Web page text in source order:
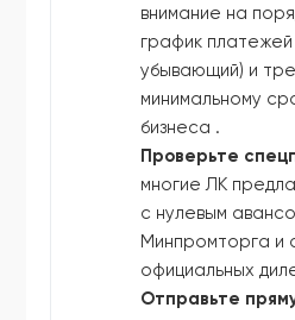
внимание на
график платежей
убывающий) и
минимальному
бизнеса .
Проверьте
многие ЛК
с нулевым
Минпромторга и
официальных
Отправьте